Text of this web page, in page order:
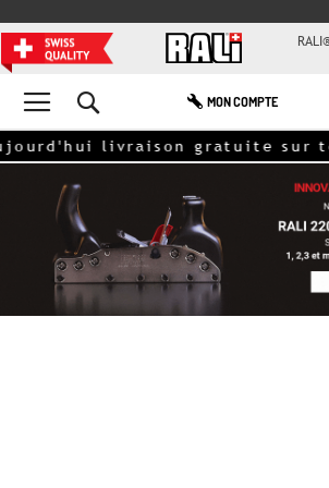
MON COMPTE
livraison gratuite sur